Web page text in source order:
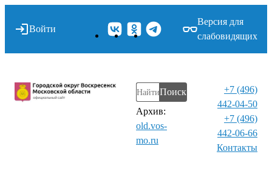
Войти
Версия для
слабовидящих
Поиск
Архив:
old.vos-
mo.ru
+7 (496)
442-04-50
+7 (496)
442-06-66
Контакты⁠